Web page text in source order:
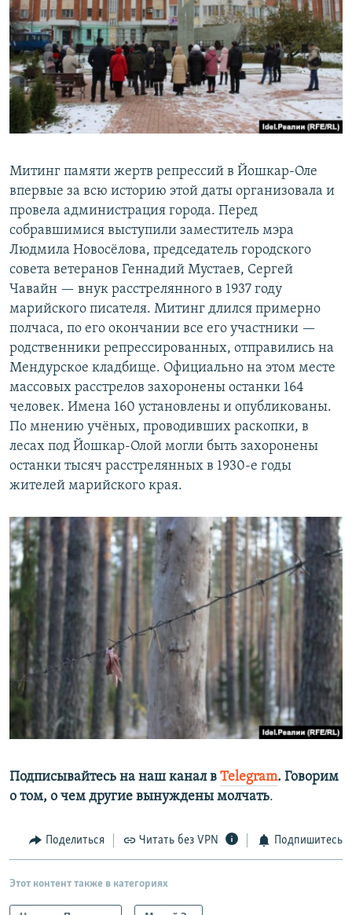
Митинг памяти жертв репрессий в Йошкар-Оле
впервые за всю историю этой даты организовала и
провела администрация города. Перед
собравшимися выступили заместитель мэра
Людмила Новосёлова, председатель городского
совета ветеранов Геннадий Мустаев, Сергей
Чавайн — внук расстрелянного в 1937 году
марийского писателя. Митинг длился примерно
полчаса, по его окончании все его участники —
родственники репрессированных, отправились на
Мендурское кладбище. Официально на этом месте
массовых расстрелов захоронены останки 164
человек. Имена 160 установлены и опубликованы.
По мнению учёных, проводивших раскопки, в
лесах под Йошкар-Олой могли быть захоронены
останки тысяч расстрелянных в 1930-е годы
жителей марийского края.
Подписывайтесь на наш канал в Telegram. Говорим
о том, о чем другие вынуждены молчать.
Поделиться Читать без VPN Подпишитесь
Этот контент также в категориях